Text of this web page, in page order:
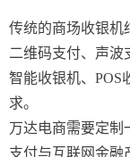
传统的商场收银机
二维码支付、声波
智能收银机、POS
求。
万达电商需要定制
支付与互联网金融